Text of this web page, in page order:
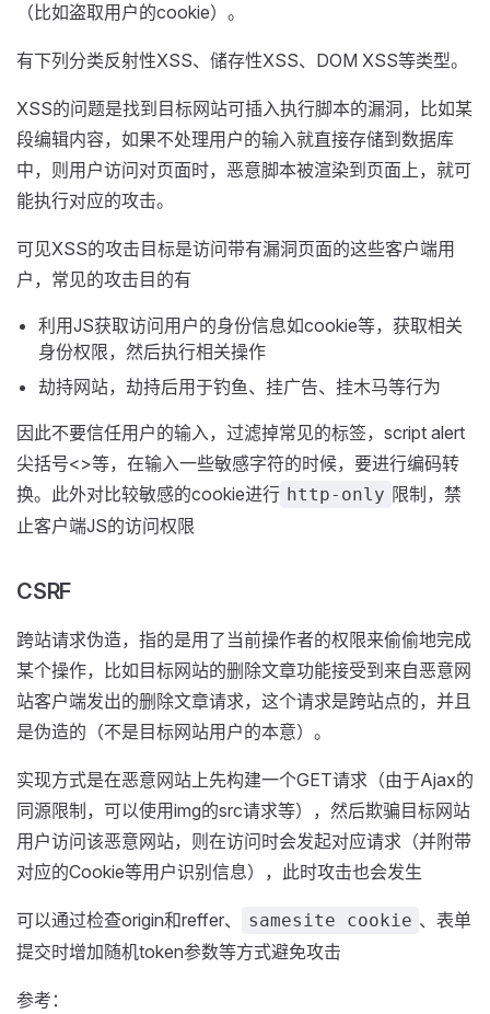
（比如盗取用户的cookie）。
有下列分类反射性XSS、储存性XSS、DOM XSS等类型。
XSS的问题是找到目标网站可插入执行脚本的漏洞，比如某
段编辑内容，如果不处理用户的输入就直接存储到数据库
中，则用户访问对页面时，恶意脚本被渲染到页面上，就可
能执行对应的攻击。
可见XSS的攻击目标是访问带有漏洞页面的这些客户端用
户，常见的攻击目的有
利用JS获取访问用户的身份信息如cookie等，获取相关
身份权限，然后执行相关操作
劫持网站，劫持后用于钓鱼、挂广告、挂木马等行为
因此不要信任用户的输入，过滤掉常见的标签，script alert
尖括号<>等，在输入一些敏感字符的时候，要进行编码转
换。此外对比较敏感的cookie进行 http-only 限制，禁
止客户端JS的访问权限
CSRF
跨站请求伪造，指的是用了当前操作者的权限来偷偷地完成
某个操作，比如目标网站的删除文章功能接受到来自恶意网
站客户端发出的删除文章请求，这个请求是跨站点的，并且
是伪造的（不是目标网站用户的本意）。
实现方式是在恶意网站上先构建一个GET请求（由于Ajax的
同源限制，可以使用img的src请求等），然后欺骗目标网站
用户访问该恶意网站，则在访问时会发起对应请求（并附带
对应的Cookie等用户识别信息），此时攻击也会发生
可以通过检查origin和reffer、 samesite cookie 、表单
提交时增加随机token参数等方式避免攻击
参考：